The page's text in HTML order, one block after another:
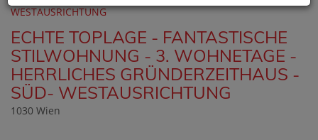
ECHTE TOPLAGE - FANTASTISCHE
STILWOHNUNG - 3. WOHNETAGE -
HERRLICHES GRÜNDERZEITHAUS -
SÜD- WESTAUSRICHTUNG
1030 Wien